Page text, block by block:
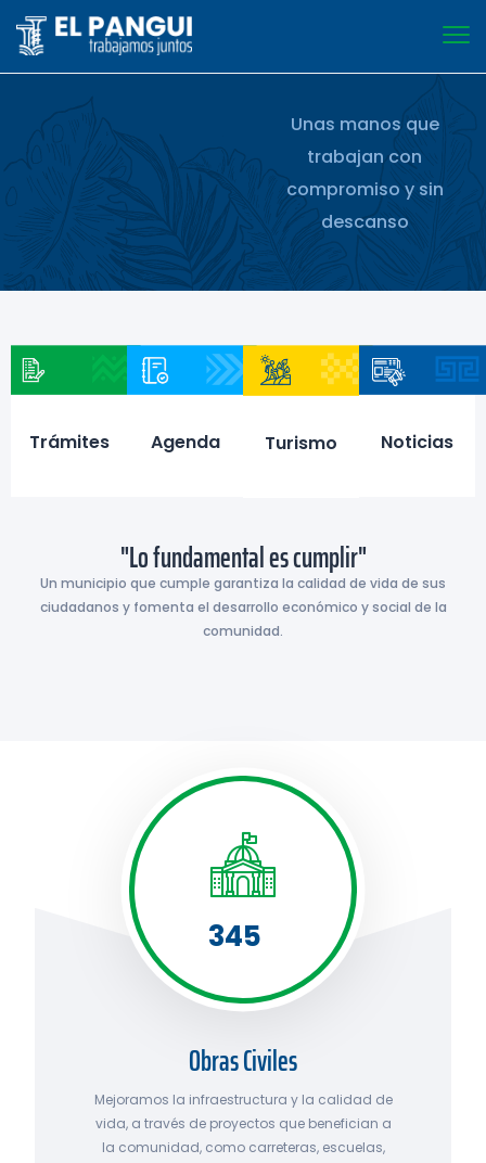
Unas manos que
trabajan con
compromiso y sin
descanso
Trámites Agenda Turismo Noticias
"Lo fundamental es cumplir"
Un municipio que cumple garantiza la calidad de vida de sus
ciudadanos y fomenta el desarrollo económico y social de la
comunidad.
345
Obras Civiles
Mejoramos la infraestructura y la calidad de
vida, a través de proyectos que benefician a
la comunidad, como carreteras, escuelas,